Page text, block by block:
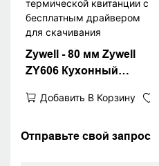
Zywell - 80 мм Zywell
ZY606 Кухонный
принтер термической
бесплатным
Добавить В Корзину
Отправьте свой запрос